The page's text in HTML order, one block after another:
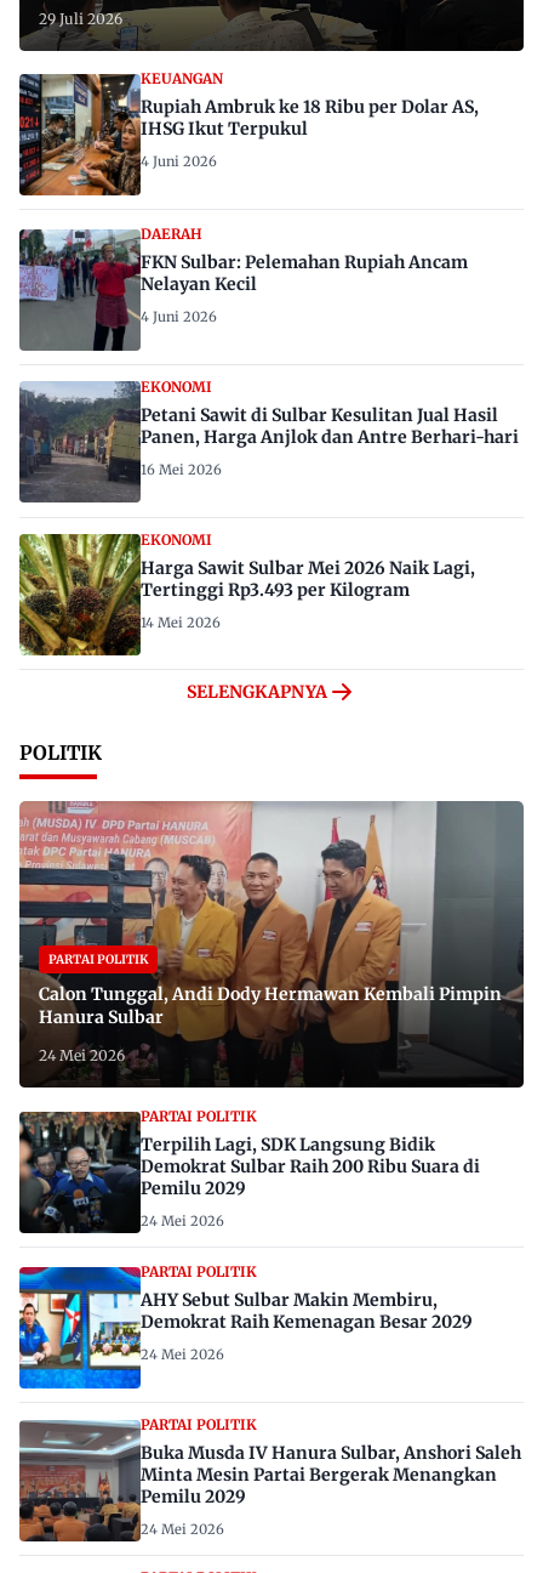
29 Juli 2026
KEUANGAN
Rupiah Ambruk ke 18 Ribu per Dolar AS,
IHSG Ikut Terpukul
4 Juni 2026
DAERAH
FKN Sulbar: Pelemahan Rupiah Ancam
Nelayan Kecil
4 Juni 2026
EKONOMI
Petani Sawit di Sulbar Kesulitan Jual Hasil
Panen, Harga Anjlok dan Antre Berhari-hari
16 Mei 2026
EKONOMI
Harga Sawit Sulbar Mei 2026 Naik Lagi,
Tertinggi Rp3.493 per Kilogram
14 Mei 2026
SELENGKAPNYA
POLITIK
PARTAI POLITIK
Calon Tunggal, Andi Dody Hermawan Kembali Pimpin
Hanura Sulbar
24 Mei 2026
PARTAI POLITIK
Terpilih Lagi, SDK Langsung Bidik
Demokrat Sulbar Raih 200 Ribu Suara di
Pemilu 2029
24 Mei 2026
PARTAI POLITIK
AHY Sebut Sulbar Makin Membiru,
Demokrat Raih Kemenagan Besar 2029
24 Mei 2026
PARTAI POLITIK
Buka Musda IV Hanura Sulbar, Anshori Saleh
Minta Mesin Partai Bergerak Menangkan
Pemilu 2029
24 Mei 2026